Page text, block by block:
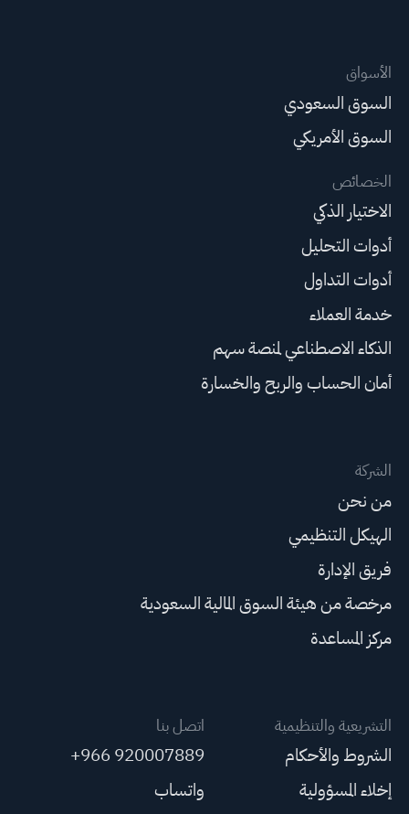
الأسواق
السوق السعودي
السوق الأمريكي
الخصائص
الاختيار الذكي
أدوات التحليل
أدوات التداول
خدمة العملاء
الذكاء الاصطناعي لمنصة سهم
أمان الحساب والربح والخسارة
الشركة
من نحن
الهيكل التنظيمي
فريق الإدارة
مرخصة من هيئة السوق المالية السعودية
مركز المساعدة
التشريعية والتنظيمية
الشروط والأحكام
إخلاء المسؤولية
اتصل بنا
+966 920007889
واتساب